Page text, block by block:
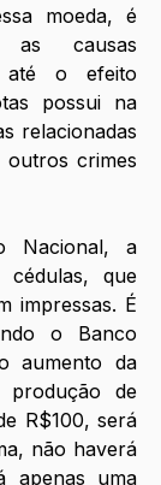
moeda, é
as causas
até o efeito
possui na
relacionadas
crimes
Nacional, a
que
impressas. É
o Banco
aumento da
de
R$100, será
não haverá
apenas uma